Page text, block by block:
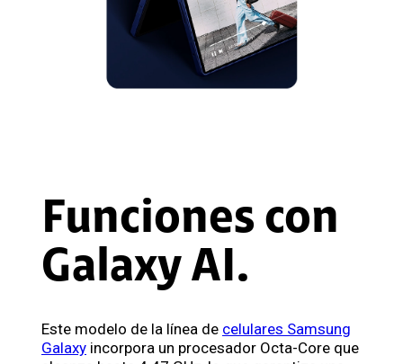
Funciones con
Galaxy AI.
Este modelo de la línea de celulares Samsung
Galaxy incorpora un procesador Octa-Core que